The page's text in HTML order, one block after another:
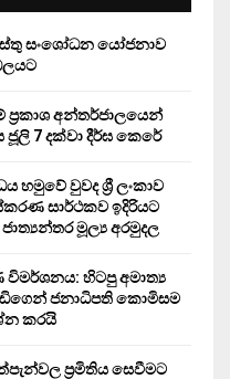
A
R
H
සංශෝධන යෝජනාව
ප්‍රකාශ අන්තර්ජාලයෙන්
ජූලි 7 දක්වා දීර්ඝ කෙරේ
හමුවේ වුවද ශ්‍රී ලංකාව
සාර්ථකව ඉදිරියට
මූල්‍ය අරමුදල
හිටපු අමාත්‍ය
ජනාධිපති කොමිසම
කරයි
ප්‍රමිතිය සෙවීමට